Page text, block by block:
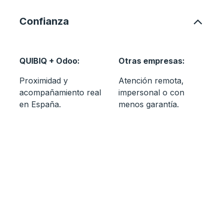
Confianza
QUIBIQ + Odoo:
Proximidad y
acompañamiento real
en España.
Otras empresas:
Atención remota,
impersonal o con
menos garantía.